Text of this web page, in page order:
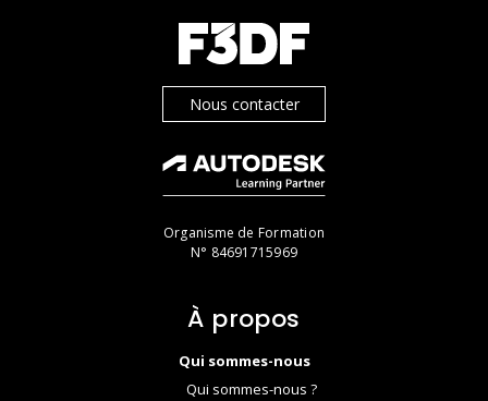
Nous contacter
Organisme de Formation
N° 84691715969
À propos
Qui sommes-nous
Qui sommes-nous ?